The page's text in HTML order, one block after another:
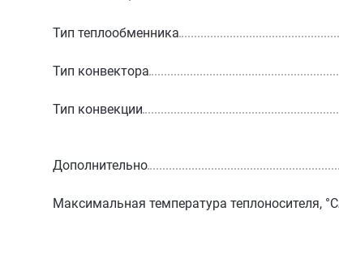
Тип теплообменника
Тип конвектора
Тип конвекции
Дополнительно
Максимальная температура теплоносителя, °С